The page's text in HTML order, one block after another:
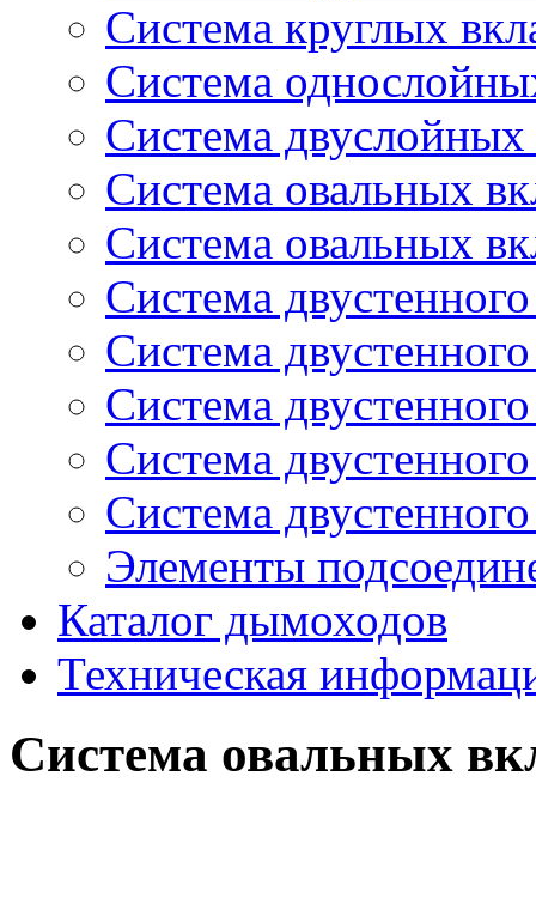
Система круглых
Система
Система
Система овальных
Система овальных
Система
Система
Система
Система
Система
Элементы
Каталог дымоходов
Техническая
Система овальных